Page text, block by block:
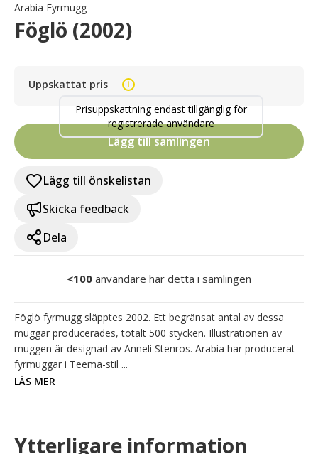
Arabia Fyrmugg
Föglö (2002)
Uppskattat pris i
Prisuppskattning endast tillgänglig för
registrerade användare
Lägg till samlingen
Lägg till önskelistan
Skicka feedback
Dela
<100 användare har detta i samlingen
Föglö fyrmugg släpptes 2002. Ett begränsat antal av dessa
muggar producerades, totalt 500 stycken. Illustrationen av
muggen är designad av Anneli Stenros. Arabia har producerat
fyrmuggar i Teema-stil ...
LÄS MER
Ytterligare information